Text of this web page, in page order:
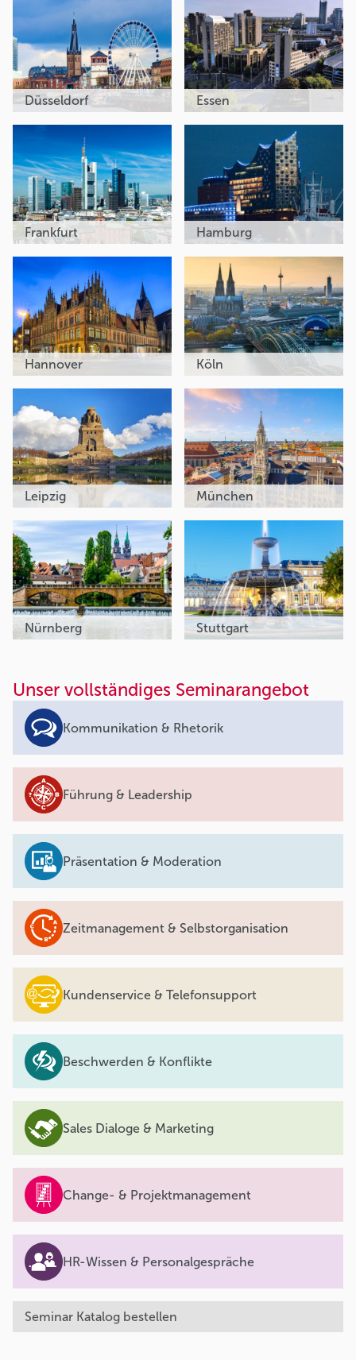
Unser vollständiges Seminarangebot
Kommunikation & Rhetorik
Führung & Leadership
Präsentation & Moderation
Zeitmanagement & Selbstorganisation
Kundenservice & Telefonsupport
Beschwerden & Konflikte
Sales Dialoge & Marketing
Change- & Projektmanagement
HR-Wissen & Personalgespräche
Seminar Katalog bestellen
Düsseldorf Essen
Frankfurt Hamburg
Hannover Köln
Leipzig München
Nürnberg Stuttgart